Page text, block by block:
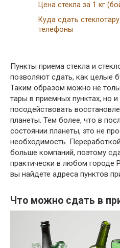
Цена стекла за 1 кг
Куда сдать
телефоны
Пункты приема стекла и
позволяют сдать, как целые
Таким образом можно не
тары в приемных пунктах, но
посодействовать
планеты. Тем более, что в
состоянии планеты, это не
необходимость.
больше компаний, поэтому
практически в любом городе
вы найдете адреса пунктов
Что можно сдать в